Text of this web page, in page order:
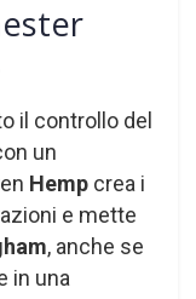
il controllo del
un
Hemp crea i
e mette
, anche se
in una